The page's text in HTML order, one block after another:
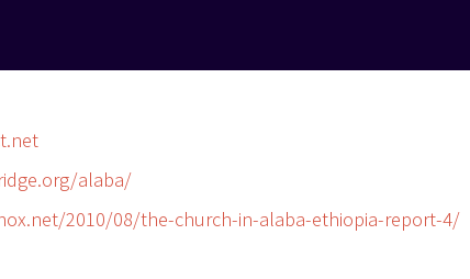
alaba/
2010/08/the-church-in-alaba-ethiopia-report-4/